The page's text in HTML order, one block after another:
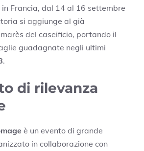
Francia, dal 14 al 16 settembre
si aggiunge al già
del caseificio, portando il
guadagnate negli ultimi
.
di rilevanza
è un evento di grande
in collaborazione con